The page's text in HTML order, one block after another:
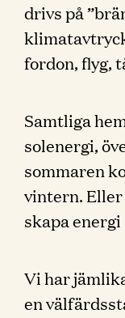
drivs på
fordon, flyg,
Samtliga
solenergi,
sommaren
vintern.
skapa
Vi har
en